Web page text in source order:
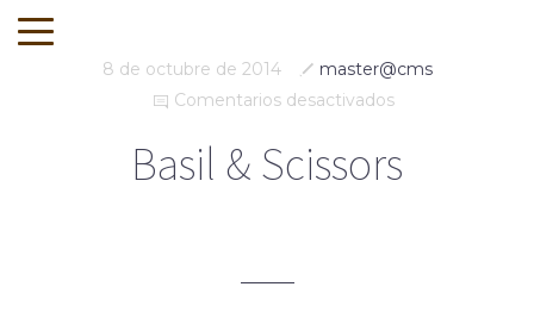
8 de octubre de 2014
master@cms
Comentarios desactivadosen
Scissors
Basil & Scissors